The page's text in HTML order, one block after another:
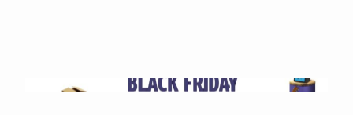
NOW PRINTING...